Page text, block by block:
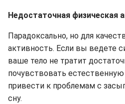
Недостаточная физическая
Парадоксально, но для
активность. Если вы ведете
ваше тело не тратит
почувствовать
привести к проблемам с
сну.